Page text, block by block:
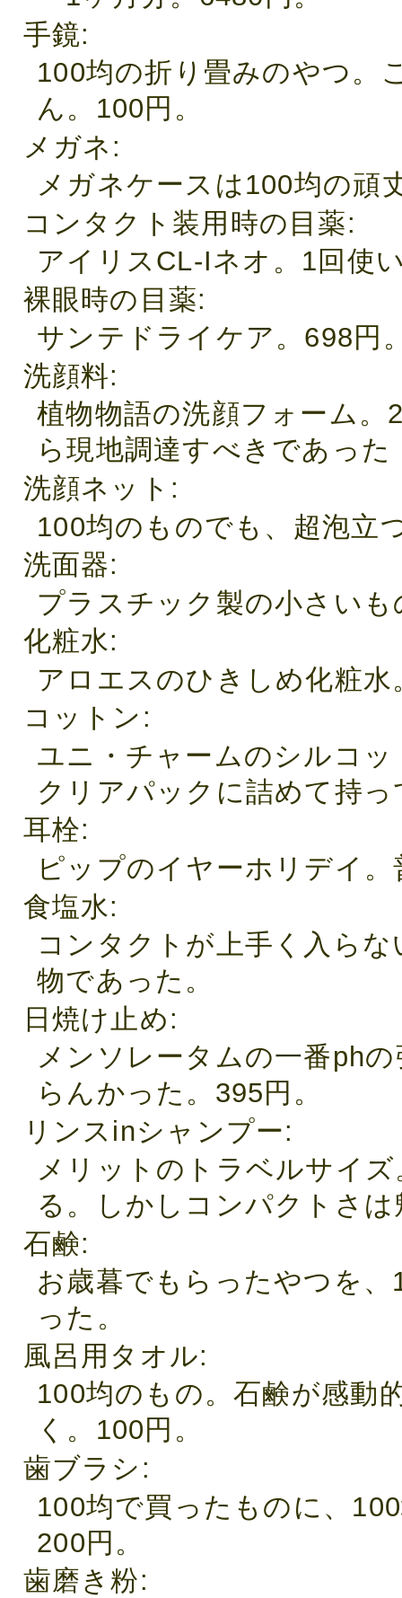
手鏡
100均の折り畳みのやつ。
ん。100円。
メガネ
メガネケースは100均の頑
コンタクト装用時の目薬
アイリスCL-Iネオ。1回使
裸眼時の目薬
サンテドライケア。698円
洗顔料
植物物語の洗顔フォーム
ら現地調達すべきであっ
洗顔ネット
100均のものでも、超泡立
洗面器
プラスチック製の小さいも
化粧水
アロエスのひきしめ化粧水
コットン
ユニ・チャームのシルコ
クリアパックに詰めて持
耳栓
ピップのイヤーホリデイ
食塩水
コンタクトが上手く入ら
物であった。
日焼け止め
メンソレータムの一番ph
らんかった。395円。
リンスinシャンプー
メリットのトラベルサイ
る。しかしコンパクトさ
石鹸
お歳暮でもらったやつを
った。
風呂用タオル
100均のもの。石鹸が感動
く。100円。
歯ブラシ
100均で買ったものに、
200円。
歯磨き粉